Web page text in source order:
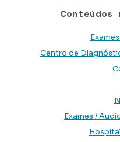
Conteúdos
Centro de
Exames /